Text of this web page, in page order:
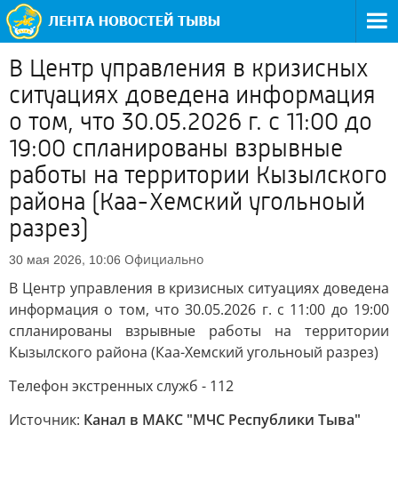
В Центр управления в кризисных
ситуациях доведена информация
о том, что 30.05.2026 г. с 11:00 до
19:00 спланированы взрывные
работы на территории Кызылского
района (Каа-Хемский угольноый
разрез)
30 мая 2026, 10:06 Официально
В Центр управления в кризисных ситуациях доведена
информация о том, что 30.05.2026 г. с 11:00 до 19:00
спланированы взрывные работы на территории
Кызылского района (Каа-Хемский угольноый разрез)
Телефон экстренных служб - 112
Источник: Канал в МАКС "МЧС Республики Тыва"